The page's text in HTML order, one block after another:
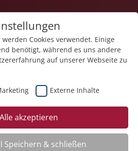
Cookies verwendet. Einige
benötigt, während es uns andere
auf unserer Webseite zu
Externe Inhalte
Alle akzeptieren
Speichern & schließen